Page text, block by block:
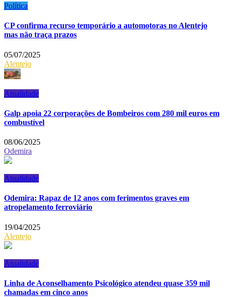
Política
CP confirma recurso temporário a automotoras no Alentejo
mas não traça prazos
05/07/2025
Alentejo
Atualidade
Galp apoia 22 corporações de Bombeiros com 280 mil euros em
combustível
08/06/2025
Odemira
Atualidade
Odemira: Rapaz de 12 anos com ferimentos graves em
atropelamento ferroviário
19/04/2025
Alentejo
Atualidade
Linha de Aconselhamento Psicológico atendeu quase 359 mil
chamadas em cinco anos